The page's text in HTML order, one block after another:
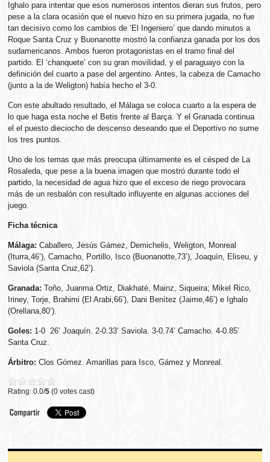
Ighalo para intentar que esos numerosos intentos dieran sus frutos, pero
pese a la clara ocasión que el nuevo hizo en su primera jugada, no fue
tan decisivo como los cambios de ‘El Ingeniero’ que dando minutos a
Roque Santa Cruz y Buonanotte mostró la confianza ganada por los dos
sudamericanos. Ambos fueron protagonistas en el tramo final del
partido. El ‘chanquete’ con su gran movilidad, y el paraguayo con la
definición del cuarto a pase del argentino. Antes, la cabeza de Camacho
(junto a la de Weligton) había hecho el 3-0.
Con este abultado resultado, el Málaga se coloca cuarto a la espera de
lo que haga esta noche el Betis frente al Barça. Y el Granada continua
el el puesto dieciocho de descenso deseando que el Deportivo no sume
los tres puntos.
Uno de los temas que más preocupa últimamente es el césped de La
Rosaleda, que pese a la buena imagen que mostró durante todo el
partido, la necesidad de agua hizo que el exceso de riego provocara
más de un resbalón con resultado influyente en algunas acciones del
juego.
Ficha técnica
Málaga: Caballero, Jesús Gámez, Demichelis, Weligton, Monreal
(Iturra,46’), Camacho, Portillo, Isco (Buonanotte,73’), Joaquín, Eliseu, y
Saviola (Santa Cruz,62’).
Granada:Toño, Juanma Ortiz, Diakhaté, Mainz, Siqueira; Mikel Rico,
Iriney, Torje, Brahimi (El Arabi,66’), Dani Benítez (Jaime,46’) e Ighalo
(Orellana,80’).
Goles: 1-0 26’ Joaquín. 2-0.33’ Saviola. 3-0.74’ Camacho. 4-0.85’
Santa Cruz.
Árbitro: Clos Gómez. Amarillas para Isco, Gámez y Monreal.
Rating: 0.0/5 (0 votes cast)